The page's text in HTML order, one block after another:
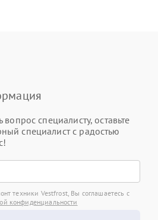
вопрос специалисту, оставьте
специалист с радостью
техники Vestfrost, Вы соглашаетесь с
конфиденциальности